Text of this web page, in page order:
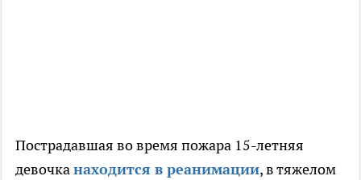
Пострадавшая во время пожара 15-летняя
девочканаходится в реанимации, в тяжелом